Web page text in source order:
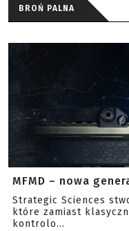
BROŃ PALNA
MFMD – nowa
Strategic Sciences
które zamiast
kontrolo...